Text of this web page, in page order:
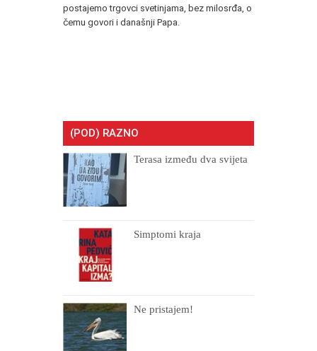
postajemo trgovci svetinjama, bez milosrđa, o
čemu govori i današnji Papa.
(POD) RAZNO
Terasa između dva svijeta
Simptomi kraja
Ne pristajem!